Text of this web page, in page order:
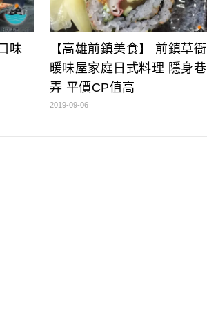
味
【高雄前鎮美食】 前鎮草衙
暖味屋家庭日式料理 隱身巷
弄 平價CP值高
2019-09-06